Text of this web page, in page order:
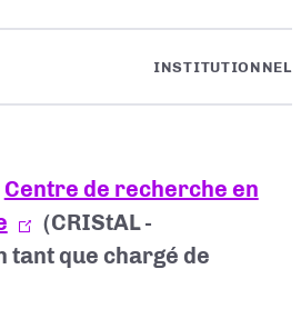
INSTITUTIONNEL
Centre de recherche en
(CRIStAL -
que chargé de